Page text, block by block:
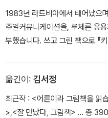
1983년 라트비아에서 태어났으
주얼커뮤니케이션을, 루체른 응
부했습니다. 쓰고 그린 책으로 『
옮긴이: 김서정
최근작 : <어른이라 그림책을 읽
>,<잘 만났다, 그림책> … 총